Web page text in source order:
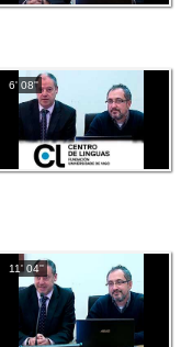
6' 08''
11' 04''